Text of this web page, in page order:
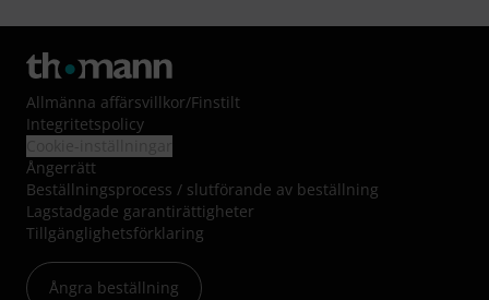
Allmänna affärsvillkor/Finstilt
Integritetspolicy
Ångerrätt
Beställningsprocess / slutförande av beställning
Lagstadgade garantirättigheter
Tillgänglighetsförklaring
Ångra beställning